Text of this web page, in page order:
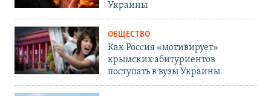
Украины
ОБЩЕСТВО
Как Россия «мотивирует»
крымских абитуриентов
поступать в вузы Украины